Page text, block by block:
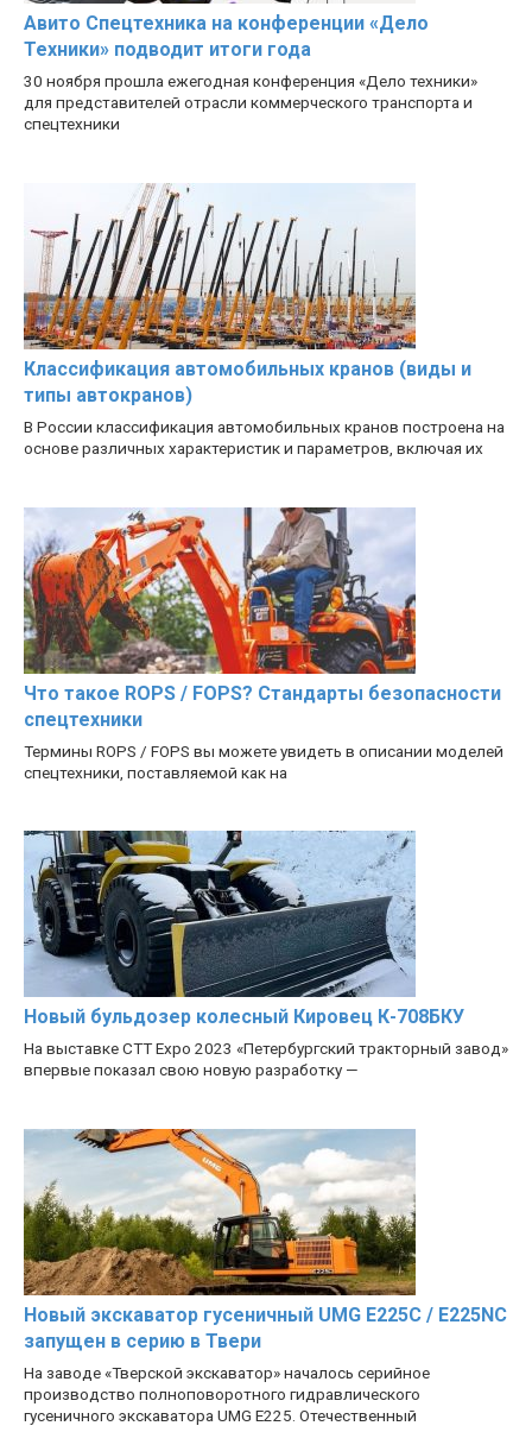
Авито Спецтехника на конференции «Дело
Техники» подводит итоги года
30 ноября прошла ежегодная конференция «Дело техники»
для представителей отрасли коммерческого транспорта и
спецтехники
Классификация автомобильных кранов (виды и
типы автокранов)
В России классификация автомобильных кранов построена на
основе различных характеристик и параметров, включая их
Что такое ROPS / FOPS? Стандарты безопасности
спецтехники
Термины ROPS / FOPS вы можете увидеть в описании моделей
спецтехники, поставляемой как на
Новый бульдозер колесный Кировец К-708БКУ
На выставке CTT Expo 2023 «Петербургский тракторный завод»
впервые показал свою новую разработку —
Новый экскаватор гусеничный UMG E225C / E225NC
запущен в серию в Твери
На заводе «Тверской экскаватор» началось серийное
производство полноповоротного гидравлического
гусеничного экскаватора UMG E225. Отечественный